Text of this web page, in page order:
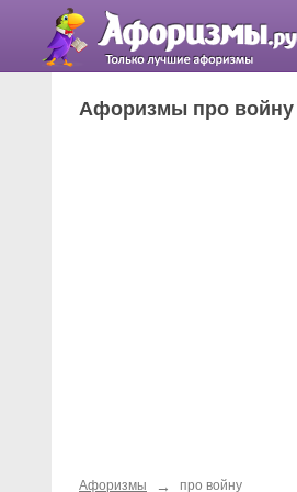
Афоризмы про войну
Афоризмы → про войну